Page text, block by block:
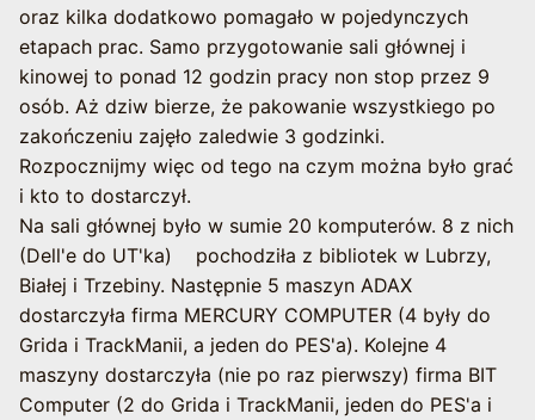
oraz kilka dodatkowo pomagało w pojedynczych
etapach prac. Samo przygotowanie sali głównej i
kinowej to ponad 12 godzin pracy non stop przez 9
osób. Aż dziw bierze, że pakowanie wszystkiego po
zakończeniu zajęło zaledwie 3 godzinki.
Rozpocznijmy więc od tego na czym można było grać
i kto to dostarczył.
Na sali głównej było w sumie 20 komputerów. 8 z nich
(Dell'e do UT'ka)
pochodziła z bibliotek w Lubrzy,
Białej i Trzebiny. Następnie 5 maszyn ADAX
dostarczyła firma MERCURY COMPUTER (4 były do
Grida i TrackManii, a jeden do PES'a). Kolejne 4
maszyny dostarczyła (nie po raz pierwszy) firma BIT
Computer (2 do Grida i TrackManii, jeden do PES'a i